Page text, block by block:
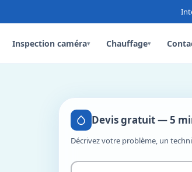
Inspection caméra▾ Chauffage▾
Devis gratuit — 5
Décrivez votre problème, un